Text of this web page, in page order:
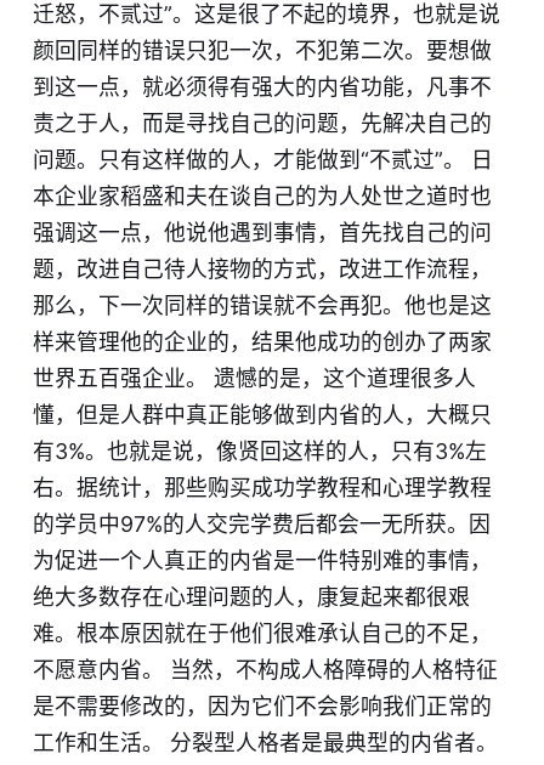
迁怒，不贰过”。这是很了不起的境界，也就是说
颜回同样的错误只犯一次，不犯第二次。要想做
到这一点，就必须得有强大的内省功能，凡事不
责之于人，而是寻找自己的问题，先解决自己的
问题。只有这样做的人，才能做到“不贰过”。 日
本企业家稻盛和夫在谈自己的为人处世之道时也
强调这一点，他说他遇到事情，首先找自己的问
题，改进自己待人接物的方式，改进工作流程，
那么，下一次同样的错误就不会再犯。他也是这
样来管理他的企业的，结果他成功的创办了两家
世界五百强企业。 遗憾的是，这个道理很多人
懂，但是人群中真正能够做到内省的人，大概只
有3%。也就是说，像贤回这样的人，只有3%左
右。据统计，那些购买成功学教程和心理学教程
的学员中97%的人交完学费后都会一无所获。因
为促进一个人真正的内省是一件特别难的事情，
绝大多数存在心理问题的人，康复起来都很艰
难。根本原因就在于他们很难承认自己的不足，
不愿意内省。 当然，不构成人格障碍的人格特征
是不需要修改的，因为它们不会影响我们正常的
工作和生活。 分裂型人格者是最典型的内省者。